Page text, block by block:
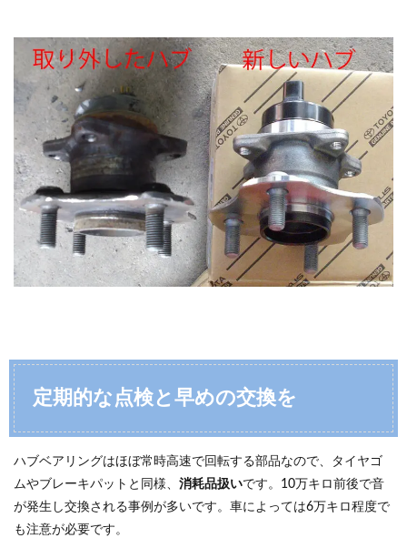
定期的な点検と早めの交換を
ハブベアリングはほぼ常時高速で回転する部品なので、タイヤゴ
ムやブレーキパットと同様、 消耗品扱いです。10万キロ前後で音
が発生し交換される事例が多いです。車によっては6万キロ程度で
も注意が必要です。